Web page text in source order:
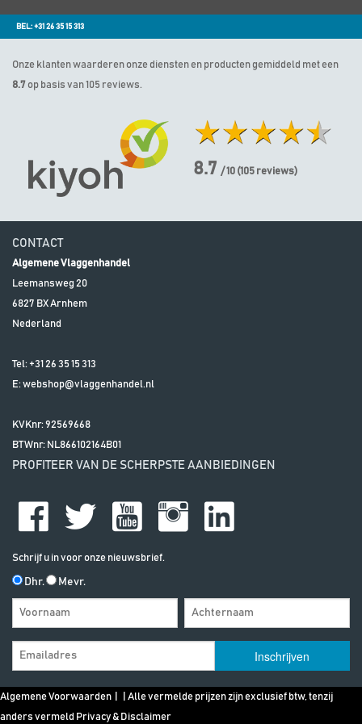
BEL: +31 26 35 15 313
Onze klanten waarderen onze diensten en producten gemiddeld met een
8.7 op basis van 105 reviews.
8.7 / 10 (105 reviews)
CONTACT
Algemene Vlaggenhandel
Leemansweg 20
6827 BXArnhem
Nederland
Tel: +31 26 35 15 313
E:webshop@vlaggenhandel.nl
KVKnr: 92569668
BTWnr: NL866102164B01
PROFITEER VAN DE SCHERPSTE AANBIEDINGEN
Schrijf u in voor onze nieuwsbrief.
Dhr. Mevr.
Algemene Voorwaarden | | Alle vermelde prijzen zijn exclusief btw, tenzij
anders vermeld Privacy & Disclaimer